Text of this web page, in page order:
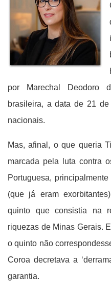
por Marechal Deodoro
brasileira, a data de 21
nacionais.
Mas, afinal, o que queria
marcada pela luta contra
Portuguesa,
(que já eram
quinto que consistia na
riquezas de Minas Gerais.
o quinto não
Coroa decretava a
garantia.